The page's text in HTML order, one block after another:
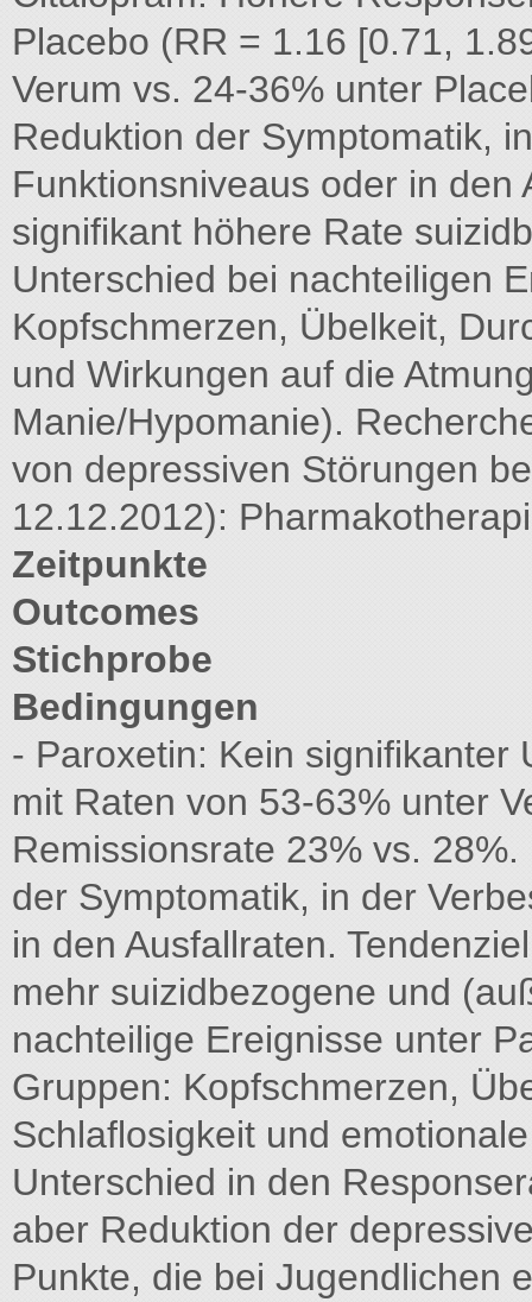
Placebo (RR = 1.16 [0.71,
Verum vs. 24-36% unter
Reduktion der Symptomatik,
Funktionsniveaus oder in den
signifikant höhere Rate
Unterschied bei nachteiligen
Kopfschmerzen, Übelkeit,
und Wirkungen auf die
Manie/Hypomanie).
von depressiven Störungen
12.12.2012):
Zeitpunkte
Outcomes
Stichprobe
Bedingungen
- Paroxetin: Kein signifikanter
mit Raten von 53-63% unter
Remissionsrate 23% vs.
der Symptomatik, in der
in den Ausfallraten.
mehr suizidbezogene und
nachteilige Ereignisse unter
Gruppen: Kopfschmerzen,
Schlaflosigkeit und
Unterschied in den
aber Reduktion der
Punkte, die bei Jugendlichen